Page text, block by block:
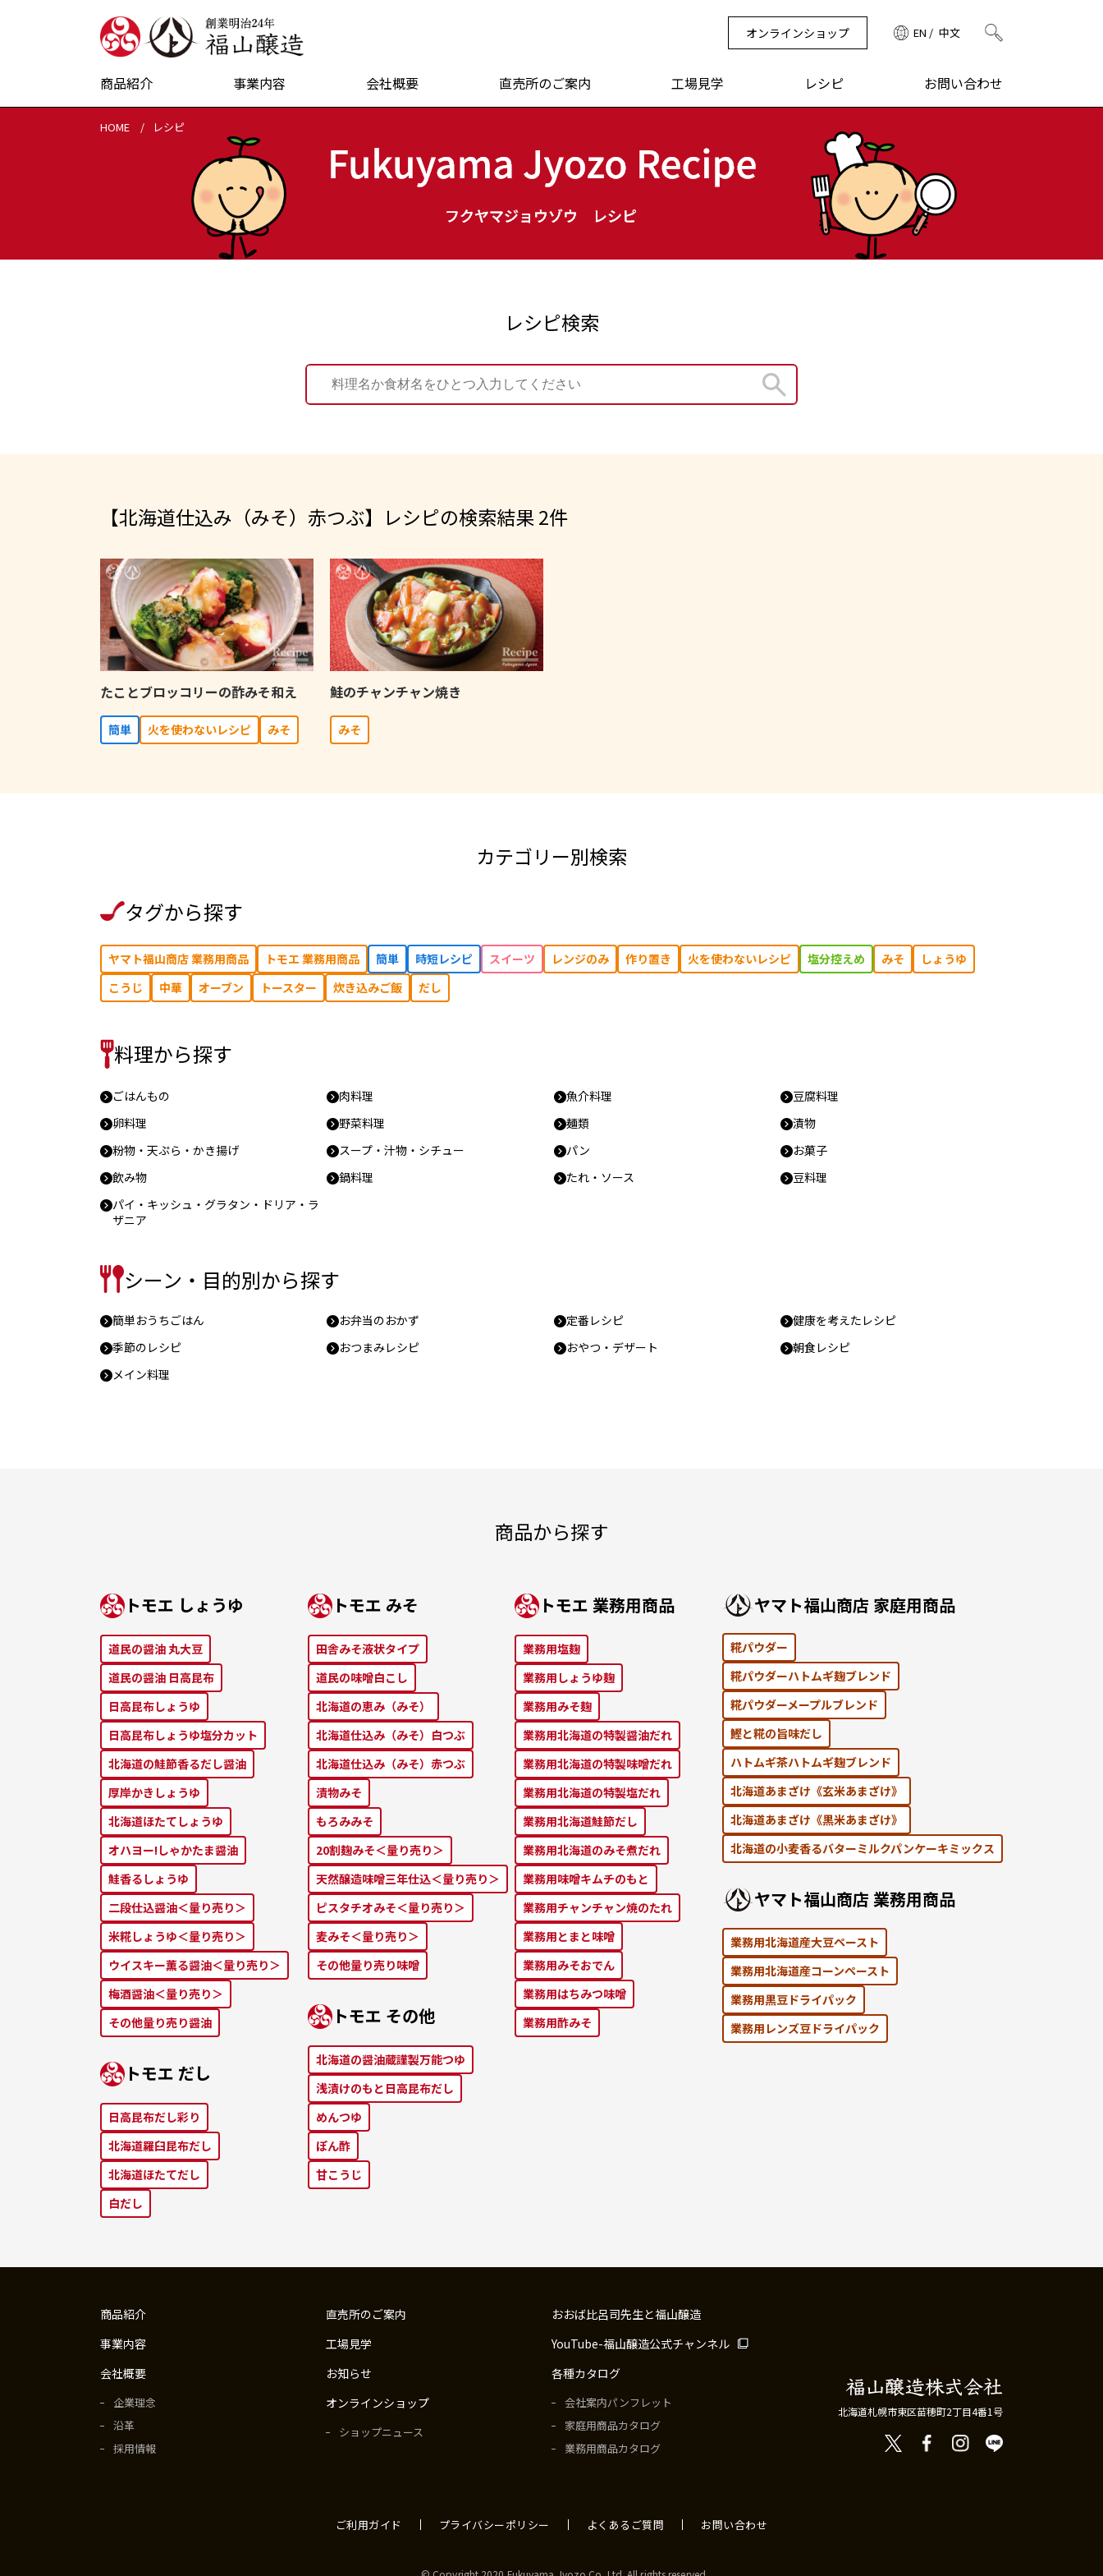
オンラインショップ EN 中文
商品紹介 事業内容 会社概要 直売所のご案内 工場見学 レシピ お問い合わせ
HOME レシピ
レシピ検索
【北海道仕込み（みそ）⾚つぶ】レシピの検索結果 2件
たことブロッコリーの酢みそ和え
簡単 ⽕を使わないレシピ みそ
鮭のチャンチャン焼き
みそ
カテゴリー別検索
タグから探す
ヤマト福山商店 業務用商品 トモエ 業務用商品 簡単 時短レシピ スイーツ レンジのみ 作り置き ⽕を使わないレシピ 塩分控えめ みそ
しょうゆ
こうじ
中華 オーブン トースター 炊き込みご飯 だし
料理から探す
ごはんもの 肉料理 魚介料理
豆腐料理
卵料理
野菜料理 麺類
漬物
粉物・天ぷら・かき揚げ
スープ・汁物・シチュー パン
お菓子
飲み物
鍋料理 たれ・ソース
豆料理
パイ・キッシュ・グラタン・ドリア・ラ
ザニア
シーン・目的別から探す
簡単おうちごはん お弁当のおかず 定番レシピ
健康を考えたレシピ
季節のレシピ
おつまみレシピ おやつ・デザート
朝食レシピ
メイン料理
商品から探す
トモエ しょうゆ
道⺠の醤油 丸⼤⾖
道⺠の醤油 ⽇⾼昆布
⽇⾼昆布しょうゆ
⽇⾼昆布しょうゆ塩分カット
北海道の鮭節⾹るだし醤油
厚岸かきしょうゆ
北海道ほたてしょうゆ
オハヨー!しゃかたま醤油
鮭⾹るしょうゆ
二段仕込醤油＜量り売り＞
米糀しょうゆ＜量り売り＞
ウイスキー薫る醤油＜量り売り＞
梅酒醤油＜量り売り＞
その他量り売り醤油
トモエ だし
⽇⾼昆布だし彩り
北海道羅⾅昆布だし
北海道ほたてだし
⽩だし
トモエ みそ
田舎みそ液状タイプ
道⺠の味噌⽩こし
北海道の恵み（みそ）
北海道仕込み（みそ）⽩つぶ
北海道仕込み（みそ）⾚つぶ
漬物みそ
もろみみそ
20割麹みそ＜量り売り＞
天然醸造味噌三年仕込＜量り売り＞
ピスタチオみそ＜量り売り＞
麦みそ＜量り売り＞
その他量り売り味噌
トモエ その他
北海道の醤油蔵謹製万能つゆ
浅漬けのもと⽇⾼昆布だし
めんつゆ
ぽん酢
⽢こうじ
トモエ 業務⽤商品
業務⽤塩麹
業務⽤しょうゆ麹
業務⽤みそ麹
業務⽤北海道の特製醤油だれ
業務⽤北海道の特製味噌だれ
業務⽤北海道の特製塩だれ
業務⽤北海道鮭節だし
業務⽤北海道のみそ煮だれ
業務⽤味噌キムチのもと
業務⽤チャンチャン焼のたれ
業務⽤とまと味噌
業務⽤みそおでん
業務用はちみつ味噌
業務用酢みそ
ヤマト福⼭商店 家庭⽤商品
糀パウダー
糀パウダーハトムギ麹ブレンド
糀パウダーメープルブレンド
鰹と糀の旨味だし
ハトムギ茶ハトムギ麹ブレンド
北海道あまざけ《⽞⽶あまざけ》
北海道あまざけ《黒⽶あまざけ》
北海道の⼩⻨⾹るバターミルクパンケーキミックス
ヤマト福⼭商店 業務⽤商品
業務用北海道産大豆ペースト
業務用北海道産コーンペースト
業務⽤黒⾖ドライパック
業務⽤レンズ⾖ドライパック
商品紹介
事業内容
会社概要
企業理念
沿革
採用情報
直売所のご案内
工場見学
お知らせ
オンラインショップ
ショップニュース
おおば比呂司先生と福山醸造
YouTube-福山醸造公式チャンネル
各種カタログ
会社案内パンフレット
家庭用商品カタログ
業務用商品カタログ
北海道札幌市東区苗穂町2丁目4番1号
ご利用ガイド プライバシーポリシー よくあるご質問 お問い合わせ